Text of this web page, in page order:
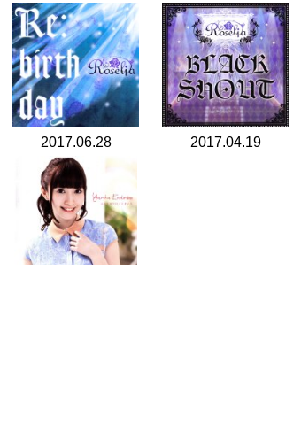
2017.06.28 2017.04.19